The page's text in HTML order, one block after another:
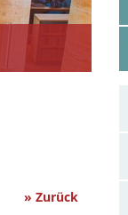
» Zurück